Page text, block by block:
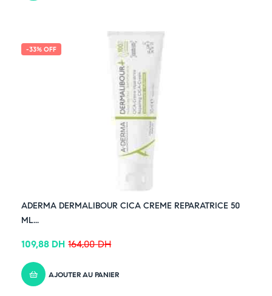
-33% OFF
ADERMA DERMALIBOUR CICA CREME REPARATRICE 50
ML...
164,00DH
109,88 DH
AJOUTER AU PANIER